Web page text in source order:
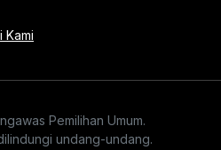
Kami
Pemilihan Umum.
undang-undang.